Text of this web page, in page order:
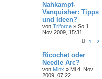
Nahkampf-
Vanquisher: Tipps
und Ideen?
von Triforce » So 1.
Nov 2009, 15:31
1 2
Ricochet oder
Needle Arc?
von Minx » Mi 4. Nov
2009, 07:22